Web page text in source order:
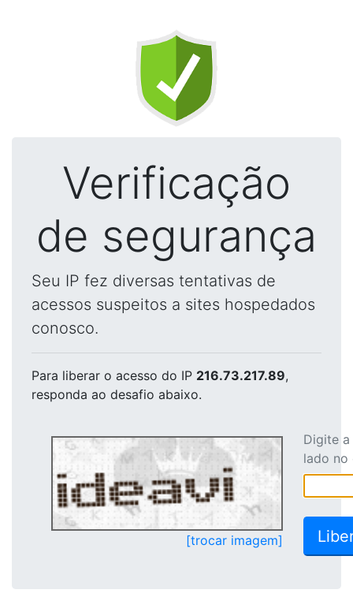
Verificação
de segurança
Seu IP fez diversas tentativas de
acessos suspeitos a sites hospedados
conosco.
Para liberar o acesso do IP 216.73.217.89,
responda ao desafio abaixo.
[trocar imagem]
Digite
lado no